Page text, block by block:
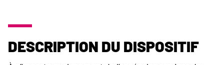
Description du dispositif